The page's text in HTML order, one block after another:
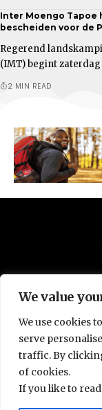
We value
We use cookies
serve
traffic. By
of cookies.
If you like to
Inter Moengo Tapoe
bescheiden voor de
Regerend
(IMT) begint
2 MIN READ
© All